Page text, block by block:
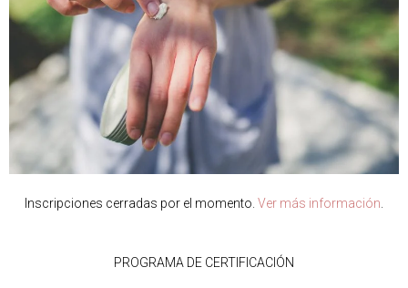
Inscripciones cerradas por el momento. Ver más información.
PROGRAMA DE CERTIFICACIÓN